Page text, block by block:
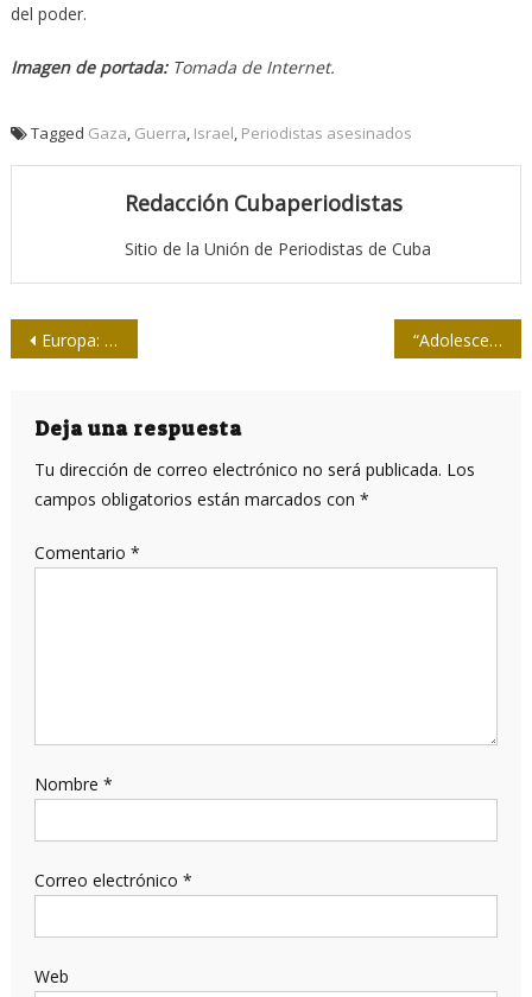
del poder.
Imagen de portada:Tomada de Internet.
Tagged Gaza, Guerra, Israel, Periodistas asesinados
Redacción Cubaperiodistas
Sitio de la Unión de Periodistas de Cuba
Navegación
entradas
Europa: control bajo el miedo (Vídeo) “Adolescencia”: la serie que desnuda la violencia del capitalismo digital
Deja una respuesta
Tu dirección de correo electrónico no será publicada. Los
campos obligatorios están marcados con *
Comentario *
Nombre *
Correo electrónico *
Web